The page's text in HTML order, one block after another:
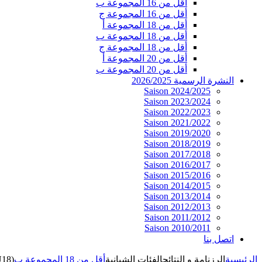
أقل من 16 المجموعة ب
أقل من 16 المجموعة ج
أقل من 18 المجموعة أ
أقل من 18 المجموعة ب
أقل من 18 المجموعة ج
أقل من 20 المجموعة أ
أقل من 20 المجموعة ب
النشرة الرسمية 2026/2025
Saison 2024/2025
Saison 2023/2024
Saison 2022/2023
Saison 2021/2022
Saison 2019/2020
Saison 2018/2019
Saison 2017/2018
Saison 2016/2017
Saison 2015/2016
Saison 2014/2015
Saison 2013/2014
Saison 2012/2013
Saison 2011/2012
Saison 2010/2011
اتصل بنا
الرئيسية الرزنامة و النتائجالفئات الشبانية أقل من 18 المجموعة ب